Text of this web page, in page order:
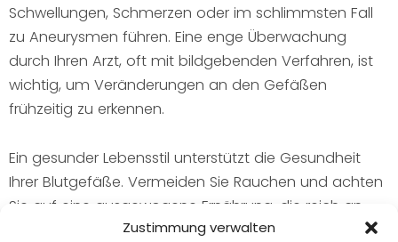
Zustimmung verwalten
Schwellungen, Schmerzen oder im schlimmsten Fall
zu Aneurysmen führen. Eine enge Überwachung
durch Ihren Arzt, oft mit bildgebenden Verfahren, ist
wichtig, um Veränderungen an den Gefäßen
frühzeitig zu erkennen.
Ein gesunder Lebensstil unterstützt die Gesundheit
Ihrer Blutgefäße. Vermeiden Sie Rauchen und achten
Sie auf eine ausgewogene Ernährung, die reich an
Obst und Gemüse ist. Regelmäßige, moderate